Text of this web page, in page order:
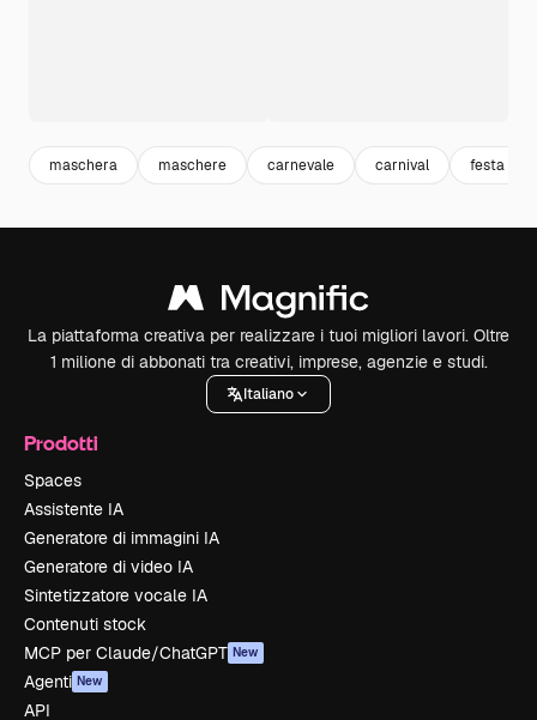
maschera maschere carnevale carnival festa
La piattaforma creativa per realizzare i tuoi migliori lavori. Oltre
1 milione di abbonati tra creativi, imprese, agenzie e studi.
Italiano
Prodotti
Spaces
Assistente IA
Generatore di immagini IA
Generatore di video IA
Sintetizzatore vocale IA
Contenuti stock
MCP per Claude/ChatGPT New
Agenti New
API